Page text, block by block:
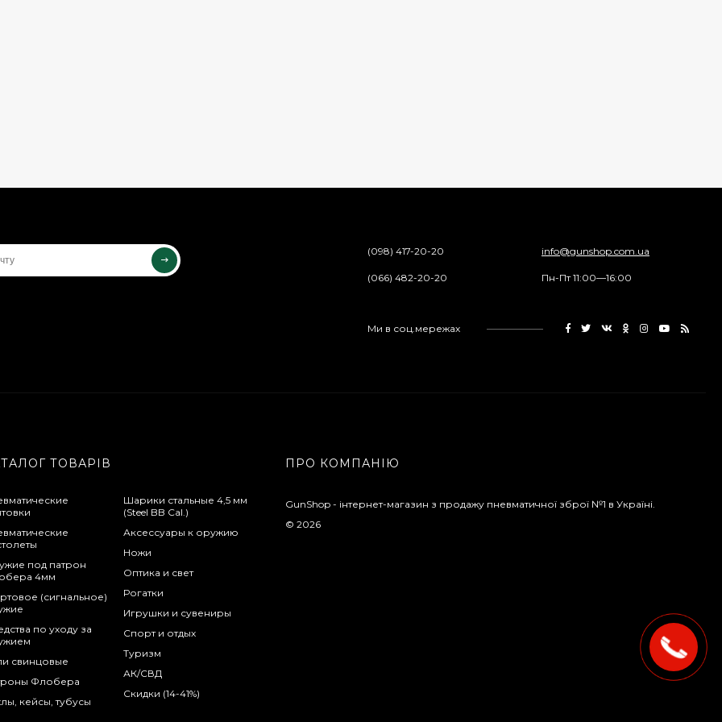
(098) 417-20-20
(066) 482-20-20
info@gunshop.com.ua
Пн-Пт 11:00—16:00
Ми в соц.мережах
ТОВАРІВ
под патрон
4мм
(сигнальное)
по уходу за
свинцовые
Флобера
кейсы, тубусы
Шарики стальные 4,5 мм
(Steel BB Cal.)
Аксессуары к оружию
Ножи
Оптика и свет
Рогатки
Игрушки и сувениры
Спорт и отдых
Туризм
АК/СВД
Скидки (14-41%)
ПРО КОМПАНІЮ
GunShop - інтернет-магазин з продажу пневматичної зброї №1 в Україні.
© 2026